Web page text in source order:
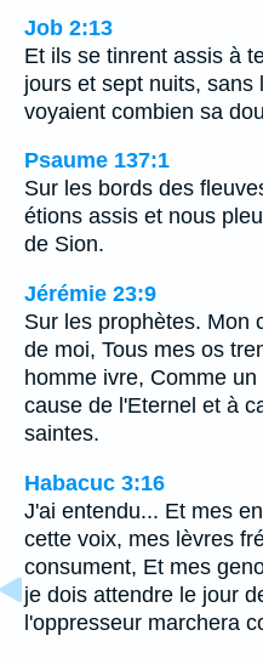
Job 2:13
Et ils se tinrent assis à
jours et sept nuits,
voyaient combien sa
Psaume 137:1
Sur les bords des
étions assis et nous
de Sion.
Jérémie 23:9
Sur les prophètes. Mon
de moi, Tous mes os
homme ivre, Comme
cause de l'Eternel et à
saintes.
Habacuc 3:16
J'ai entendu... Et mes
cette voix, mes lèvres
consument, Et mes
je dois attendre le jour
l'oppresseur marchera